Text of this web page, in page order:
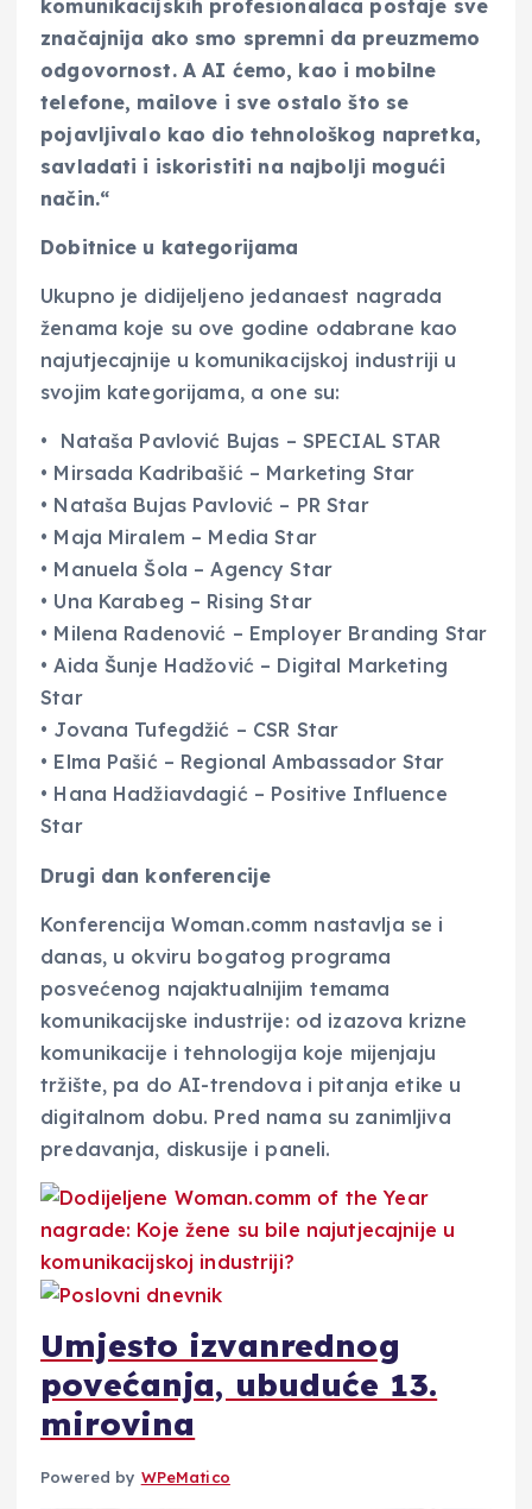
komunikacijskih profesionalaca postaje sve
značajnija ako smo spremni da preuzmemo
odgovornost. A AI ćemo, kao i mobilne
telefone, mailove i sve ostalo što se
pojavljivalo kao dio tehnološkog napretka,
savladati i iskoristiti na najbolji mogući
način.“
Dobitnice u kategorijama
Ukupno je didijeljeno jedanaest nagrada
ženama koje su ove godine odabrane kao
najutjecajnije u komunikacijskoj industriji u
svojim kategorijama, a one su:
• Nataša Pavlović Bujas – SPECIAL STAR
• Mirsada Kadribašić – Marketing Star
• Nataša Bujas Pavlović – PR Star
• Maja Miralem – Media Star
• Manuela Šola – Agency Star
• Una Karabeg – Rising Star
• Milena Radenović – Employer Branding Star
• Aida Šunje Hadžović – Digital Marketing
Star
• Jovana Tufegdžić – CSR Star
• Elma Pašić – Regional Ambassador Star
• Hana Hadžiavdagić – Positive Influence
Star
Drugi dan konferencije
Konferencija Woman.comm nastavlja se i
danas, u okviru bogatog programa
posvećenog najaktualnijim temama
komunikacijske industrije: od izazova krizne
komunikacije i tehnologija koje mijenjaju
tržište, pa do AI-trendova i pitanja etike u
digitalnom dobu. Pred nama su zanimljiva
predavanja, diskusije i paneli.
Umjesto izvanrednog
povećanja, ubuduće 13.
mirovina
Powered by WPeMatico